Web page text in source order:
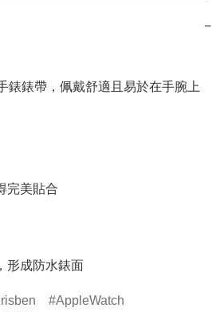
−
錶錶帶，佩戴舒適且易於在手腕上
完美貼合
形成防水錶面
AppleWatch